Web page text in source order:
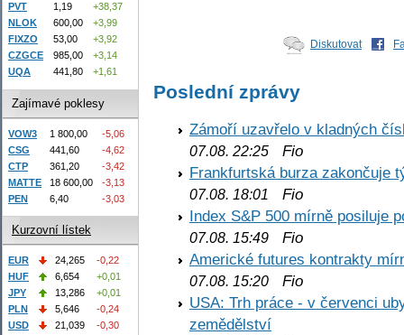
Diskutovat
Poslední zprávy
Zámoří uzavřelo v kladných
07.08. 22:25 Fio
Frankfurtská burza zakončuje
07.08. 18:01
Fio
Index S&P 500 mírně posiluje
07.08. 15:49 Fio
Americké futures kontrakty
07.08. 15:20 Fio
USA: Trh práce - v červenci
zemědělství
PVT 1,19
+38,37
NLOK
600,00
+3,99
FIXZO
53,00
+3,92
CZGCE
985,00
+3,14
UQA
441,80 +1,61
Zajímavé poklesy
VOW3 1 800,00
-5,06
CSG
441,60
-4,62
CTP
361,20
-3,42
MATTE
18 600,00
-3,13
PEN
6,40 -3,03
Kurzovní lístek
EUR 24,265
-0,22
HUF
6,654
+0,01
JPY
13,286
+0,01
PLN
5,646
-0,24
USD
21,039 -0,30